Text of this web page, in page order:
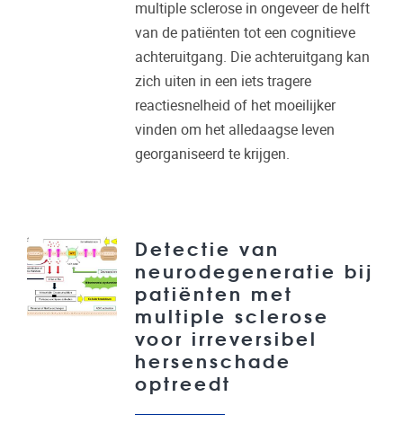
multiple sclerose in ongeveer de helft
van de patiënten tot een cognitieve
achteruitgang. Die achteruitgang kan
zich uiten in een iets tragere
reactiesnelheid of het moeilijker
vinden om het alledaagse leven
georganiseerd te krijgen.
Detectie van
neurodegeneratie bij
patiënten met
multiple sclerose
voor irreversibel
hersenschade
optreedt